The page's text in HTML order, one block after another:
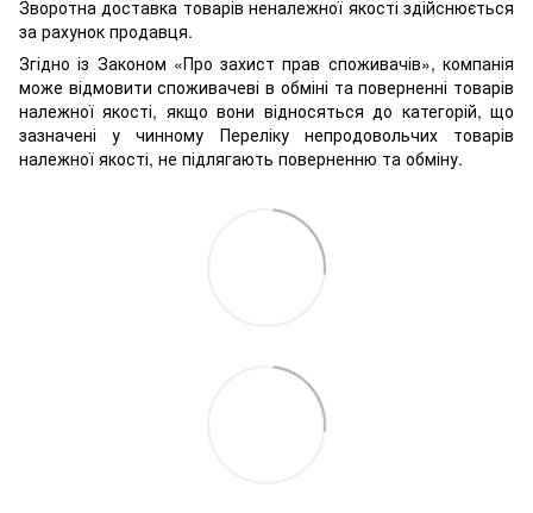
Зворотна доставка товарів неналежної якості здійснюється
за рахунок продавця.
Згідно із Законом «Про захист прав споживачів», компанія
може відмовити споживачеві в обміні та поверненні товарів
належної якості, якщо вони відносяться до категорій, що
зазначені у чинному Переліку непродовольчих товарів
належної якості, не підлягають поверненню та обміну.